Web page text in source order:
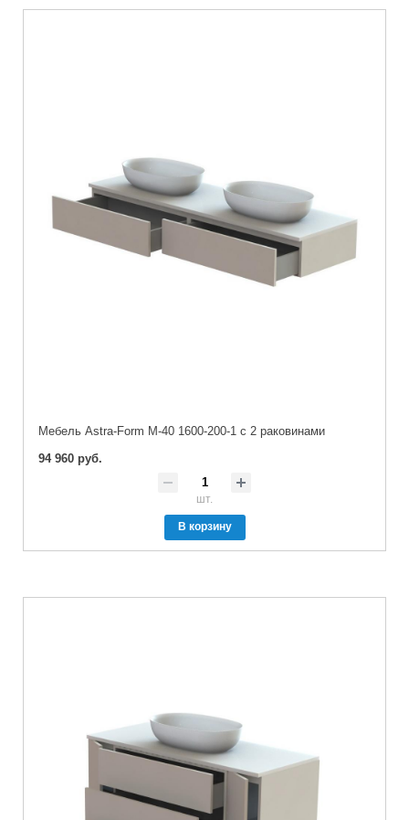
Мебель Astra-Form М-40 1600-200-1 с 2 раковинами
94 960 руб.
шт.
В корзину